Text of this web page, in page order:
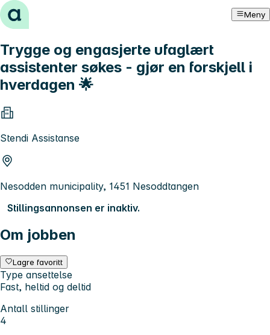
Hopp til innhold Meny
Trygge og engasjerte ufaglært
assistenter søkes - gjør en forskjell i
hverdagen 🌟
Stendi Assistanse
Nesodden municipality, 1451 Nesoddtangen
Stillingsannonsen er inaktiv.
Om jobben
Lagre favoritt
Type ansettelse
Fast, heltid og deltid
Antall stillinger
4